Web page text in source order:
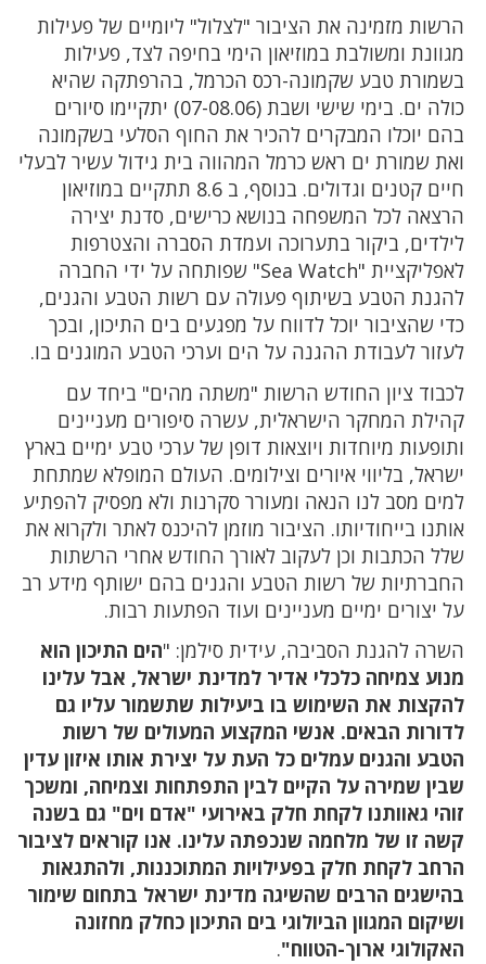
הרשות מזמינה את הציבור "לצלול" ליומיים של פעילות
מגוונת ומשולבת במוזיאון הימי בחיפה לצד, פעילות
בשמורת טבע שקמונה-רכס הכרמל, בהרפתקה שהיא
כולה ים. בימי שישי ושבת (07-08.06) יתקיימו סיורים
בהם יוכלו המבקרים להכיר את החוף הסלעי בשקמונה
ואת שמורת ים ראש כרמל המהווה בית גידול עשיר לבעלי
חיים קטנים וגדולים. בנוסף, ב 8.6 תתקיים במוזיאון
הרצאה לכל המשפחה בנושא כרישים, סדנת יצירה
לילדים, ביקור בתערוכה ועמדת הסברה והצטרפות
לאפליקציית "Sea Watch" שפותחה על ידי החברה
להגנת הטבע בשיתוף פעולה עם רשות הטבע והגנים,
כדי שהציבור יוכל לדווח על מפגעים בים התיכון, ובכך
לעזור לעבודת ההגנה על הים וערכי הטבע המוגנים בו.
לכבוד ציון החודש הרשות "משתה מהים" ביחד עם
קהילת המחקר הישראלית, עשרה סיפורים מעניינים
ותופעות מיוחדות ויוצאות דופן של ערכי טבע ימיים בארץ
ישראל, בליווי איורים וצילומים. העולם המופלא שמתחת
למים מסב לנו הנאה ומעורר סקרנות ולא מפסיק להפתיע
אותנו בייחודיותו. הציבור מוזמן להיכנס לאתר ולקרוא את
שלל הכתבות וכן לעקוב לאורך החודש אחרי הרשתות
החברתיות של רשות הטבע והגנים בהם ישותף מידע רב
על יצורים ימיים מעניינים ועוד הפתעות רבות.
השרה להגנת הסביבה, עידית סילמן: "הים התיכון הוא
מנוע צמיחה כלכלי אדיר למדינת ישראל, אבל עלינו
להקצות את השימוש בו ביעילות שתשמור עליו גם
לדורות הבאים. אנשי המקצוע המעולים של רשות
הטבע והגנים עמלים כל העת על יצירת אותו איזון עדין
שבין שמירה על הקיים לבין התפתחות וצמיחה, ומשכך
זוהי גאוותנו לקחת חלק באירועי "אדם וים" גם בשנה
קשה זו של מלחמה שנכפתה עלינו. אנו קוראים לציבור
הרחב לקחת חלק בפעילויות המתוכננות, ולהתגאות
בהישגים הרבים שהשיגה מדינת ישראל בתחום שימור
ושיקום המגוון הביולוגי בים התיכון כחלק מחזונה
האקולוגי ארוך-הטווח".